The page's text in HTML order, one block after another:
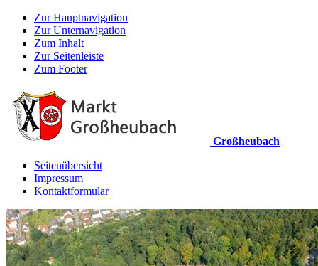
Zur Hauptnavigation
Zur Unternavigation
Zum Inhalt
Zur Seitenleiste
Zum Footer
Großheubach
Seitenübersicht
Impressum
Kontaktformular